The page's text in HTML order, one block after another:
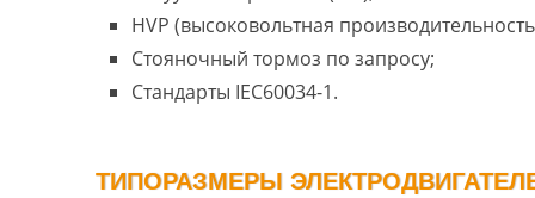
HVP (высоковольтная
Стояночный тормоз по запросу;
Стандарты IEC60034-1.
ТИПОРАЗМЕРЫ